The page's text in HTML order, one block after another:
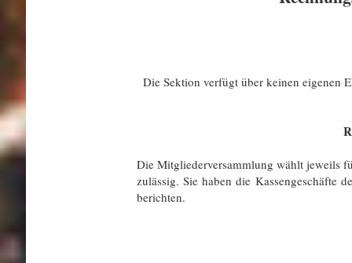
Die Sektion verfügt über keinen eigenen
Die Mitgliederversammlung wählt jeweils
zulässig. Sie haben die Kassengeschäfte
berichten.